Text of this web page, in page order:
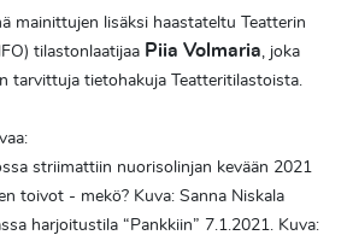
mainittujen lisäksi haastateltu Teatterin
tilastonlaatijaa Piia Volmaria , joka
tarvittuja tietohakuja Teatteritilastoista.
striimattiin nuorisolinjan kevään 2021
toivot - mekö? Kuva: Sanna Niskala
harjoitustila “Pankkiin” 7.1.2021. Kuva: